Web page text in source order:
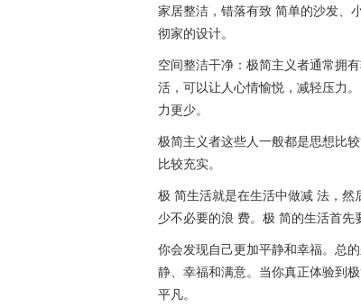
家居整洁，错落有致 简单的沙发、
彻家的设计。
空间整洁干净：极简主义者通常拥
活，可以让人心情愉悦，减轻压力
力更少。
极简主义者这些人一般都是思想比
比较充实。
极 简生活就是在生活中做减 法，
少不必要的浪 费。极 简的生活首先
你会发现自己更加平静和幸福。总
静、幸福和满意。当你真正体验到
平凡。